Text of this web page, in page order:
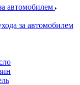
автомобилем
за автомобилем